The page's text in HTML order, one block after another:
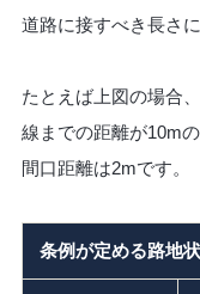
道路に接すべき長さ
たとえば上図の場合
線までの距離が10m
間口距離は2mです。
条例が定める路地